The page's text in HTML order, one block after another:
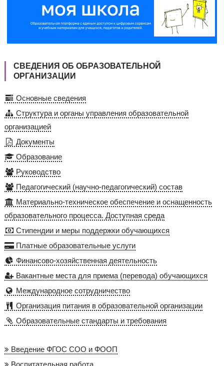
СВЕДЕНИЯ ОБ ОБРАЗОВАТЕЛЬНОЙ
ОРГАНИЗАЦИИ
Основные сведения
Структура и органы управления образовательной
организацией
Документы
Образование
Руководство
Педагогический (научно-педагогический) состав
Материально-техническое обеспечение и оснащенность
образовательного процесса. Доступная среда
Стипендии и меры поддержки обучающихся
Платные образовательные услуги
Финансово-хозяйственная деятельность
Вакантные места для приема (перевода) обучающихся
Международное сотрудничество
Организация питания в образовательной организации
Образовательные стандарты и требования
Введение ФГОС СОО и ФООП
Воспитательная работа